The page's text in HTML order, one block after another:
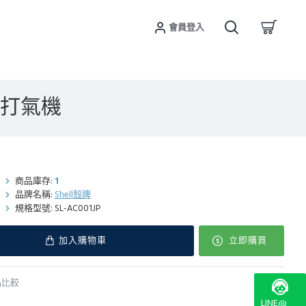
會員登入
氣機
商品庫存: 1
品牌名稱: Shell殼牌
規格型號: SL-AC001JP
加入購物車 立即購買
較
LINE@